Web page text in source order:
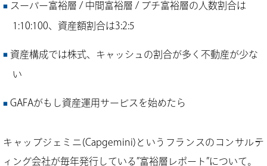
スーパー富裕層 / 中間富裕層 / プチ富裕層の人数割合は
1:10:100、資産額割合は3:2:5
資産構成では株式、キャッシュの割合が多く不動産が少な
い
GAFAがもし資産運用サービスを始めたら
キャップジェミニ(Capgemini)というフランスのコンサルテ
ィング会社が毎年発行している”富裕層レポート”について。